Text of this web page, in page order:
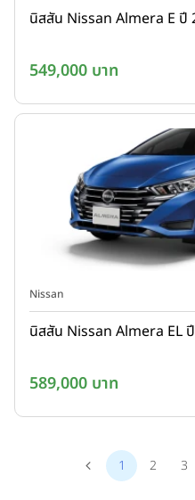
นิสสัน Nissan Almera E ปี
549,000 บาท
Nissan
นิสสัน Nissan Almera EL
589,000 บาท
1 2 3